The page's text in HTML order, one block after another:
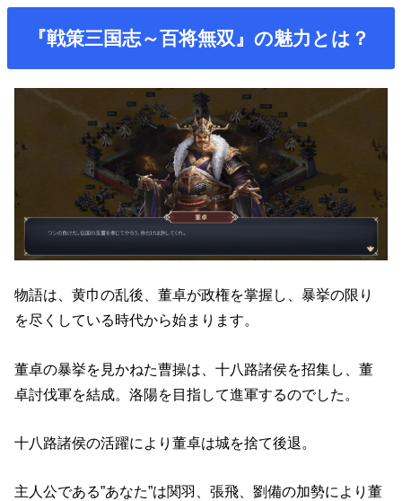
『戦策三国志～百将無双』の魅力とは？
物語は、黄巾の乱後、董卓が政権を掌握し、暴挙の限り
を尽くしている時代から始まります。
董卓の暴挙を見かねた曹操は、十八路諸侯を招集し、董
卓討伐軍を結成。洛陽を目指して進軍するのでした。
十八路諸侯の活躍により董卓は城を捨て後退。
主人公である”あなた”は関羽、張飛、劉備の加勢により董